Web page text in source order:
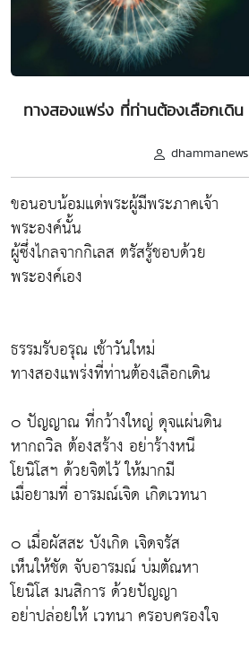
ทางสองแพร่ง ที่ท่านต้องเลือกเดิน
dhammanews
ขอนอบน้อมแด่พระผู้มีพระภาคเจ้า
พระองค์นั้น
ผู้ซึ่งไกลจากกิเลส ตรัสรู้ชอบด้วย
พระองค์เอง
ธรรมรับอรุณ เช้าวันใหม่
ทางสองแพร่งที่ท่านต้องเลือกเดิน
๐ ปัญญาณ ที่กว้างใหญ่ ดุจแผ่นดิน
หากถวิล ต้องสร้าง อย่าร้างหนี
โยนิโสฯ ด้วยจิตไว้ ให้มากมี
เมื่อยามที่ อารมณ์เจิด เกิดเวทนา
๐ เมื่อผัสสะ บังเกิด เจิดจรัส
เห็นให้ชัด จับอารมณ์ บ่มตัณหา
โยนิโส มนสิการ ด้วยปัญญา
อย่าปล่อยให้ เวทนา ครอบครองใจ